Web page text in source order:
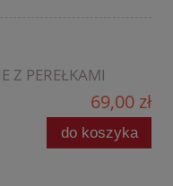
Z PEREŁKAMI
69,00 zł
do koszyka